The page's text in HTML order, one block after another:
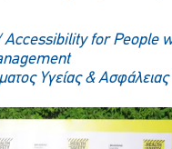
for People
Υγείας &